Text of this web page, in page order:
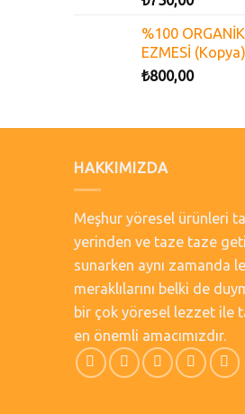
%100
EZMESİ (Kopya)
₺800,00
HAKKIMIZDA
Meşhur yöresel ürünleri
yerinden ve taze taze
sunarken aynı zamanda
meraklılarını belki de
bir çok yöresel lezzet ile
en önemli amacımızdır.